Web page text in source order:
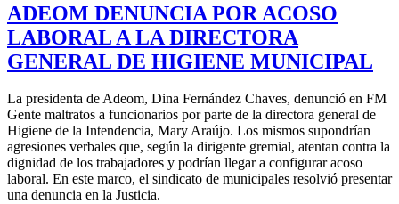
ADEOM DENUNCIA POR ACOSO
LABORAL A LA DIRECTORA
GENERAL DE HIGIENE MUNICIPAL
La presidenta de Adeom, Dina Fernández Chaves, denunció en FM
Gente maltratos a funcionarios por parte de la directora general de
Higiene de la Intendencia, Mary Araújo. Los mismos supondrían
agresiones verbales que, según la dirigente gremial, atentan contra la
dignidad de los trabajadores y podrían llegar a configurar acoso
laboral. En este marco, el sindicato de municipales resolvió presentar
una denuncia en la Justicia.